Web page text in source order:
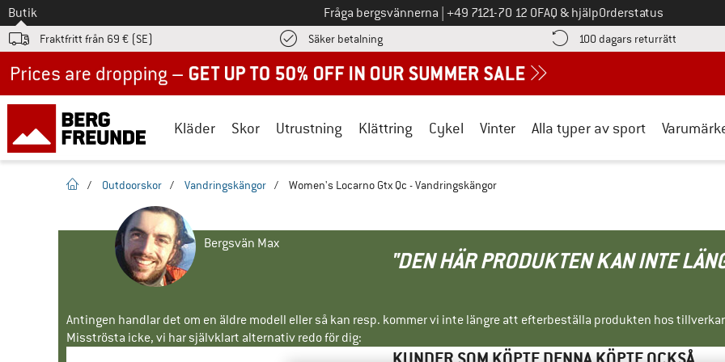
Till
Butik Fråga bergsvännerna Ring oss på
+49 7121-70 12 0FAQ & hjälpOrderstatus
Fraktfritt från 69 € (SE) Säker betalningHitta betalningsinformationen här! Öppnas i en inforuta
100 dagars returrätt Gå till
Kläder Skor Utrustning Klättring Cykel Vinter Alla typer av sport
Hemsida
/ Outdoorskor / Vandringskängor / Women's Locarno Gtx Qc - Vandringskängor
Bergsvän Max
"DEN HÄR PRODUKTEN KAN INTE
Antingen handlar det om en äldre modell eller så kan resp. kommer vi inte längre att efterbeställa produkten hos
Misströsta icke, vi har självklart alternativ redo för dig: